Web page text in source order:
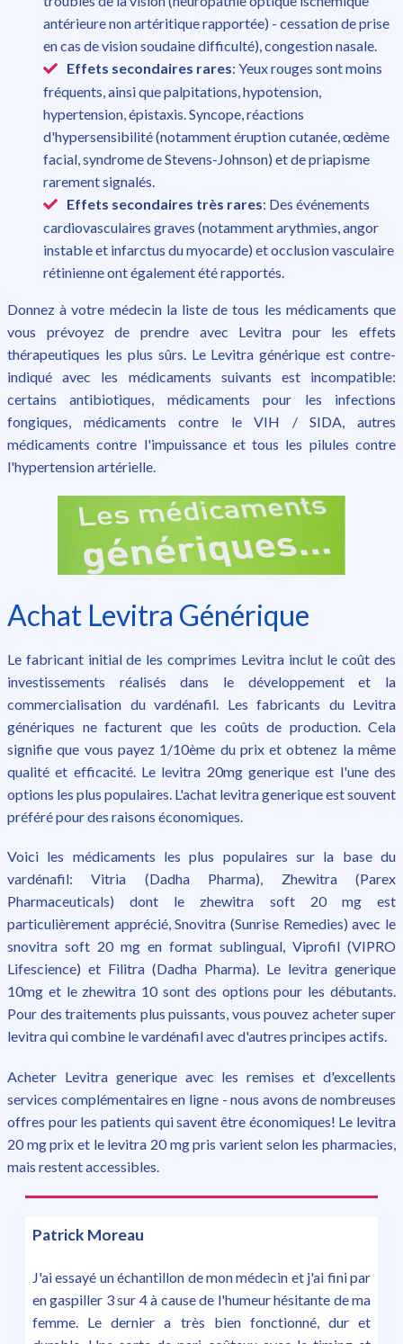
antérieure non artéritique rapportée) - cessation de prise
en cas de vision soudaine difficulté), congestion nasale.
Effets secondaires rares: Yeux rouges sont moins
fréquents, ainsi que palpitations, hypotension,
hypertension, épistaxis. Syncope, réactions
d'hypersensibilité (notamment éruption cutanée, œdème
facial, syndrome de Stevens-Johnson) et de priapisme
rarement signalés.
Effets secondaires très rares: Des événements
cardiovasculaires graves (notamment arythmies, angor
instable et infarctus du myocarde) et occlusion vasculaire
rétinienne ont également été rapportés.
Donnez à votre médecin la liste de tous les médicaments que
vous prévoyez de prendre avec Levitra pour les effets
thérapeutiques les plus sûrs. Le Levitra générique est contre-
indiqué avec les médicaments suivants est incompatible:
certains antibiotiques, médicaments pour les infections
fongiques, médicaments contre le VIH / SIDA, autres
médicaments contre l'impuissance et tous les pilules contre
l'hypertension artérielle.
Achat Levitra Générique
Le fabricant initial de les comprimes Levitra inclut le coût des
investissements réalisés dans le développement et la
commercialisation du vardénafil. Les fabricants du Levitra
génériques ne facturent que les coûts de production. Cela
signifie que vous payez 1/10ème du prix et obtenez la même
qualité et efficacité. Le levitra 20mg generique est l'une des
options les plus populaires. L'achat levitra generique est souvent
préféré pour des raisons économiques.
Voici les médicaments les plus populaires sur la base du
vardénafil: Vitria (Dadha Pharma), Zhewitra (Parex
Pharmaceuticals) dont le zhewitra soft 20 mg est
particulièrement apprécié, Snovitra (Sunrise Remedies) avec le
snovitra soft 20 mg en format sublingual, Viprofil (VIPRO
Lifescience) et Filitra (Dadha Pharma). Le levitra generique
10mg et le zhewitra 10 sont des options pour les débutants.
Pour des traitements plus puissants, vous pouvez acheter super
levitra qui combine le vardénafil avec d'autres principes actifs.
Acheter Levitra generique avec les remises et d'excellents
services complémentaires en ligne - nous avons de nombreuses
offres pour les patients qui savent être économiques! Le levitra
20 mg prix et le levitra 20 mg pris varient selon les pharmacies,
mais restent accessibles.
Patrick Moreau
J'ai essayé un échantillon de mon médecin et j'ai fini par
en gaspiller 3 sur 4 à cause de l'humeur hésitante de ma
femme. Le dernier a très bien fonctionné, dur et